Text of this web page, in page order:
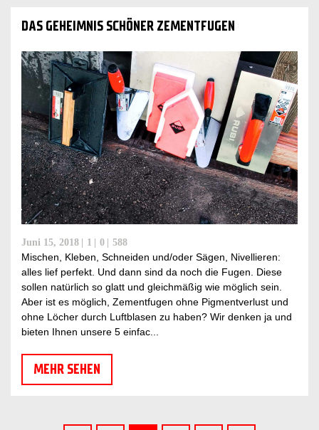
DAS GEHEIMNIS SCHÖNER ZEMENTFUGEN
Juni 15, 2018 1 0 588
Mischen, Kleben, Schneiden und/oder Sägen, Nivellieren:
alles lief perfekt. Und dann sind da noch die Fugen. Diese
sollen natürlich so glatt und gleichmäßig wie möglich sein.
Aber ist es möglich, Zementfugen ohne Pigmentverlust und
ohne Löcher durch Luftblasen zu haben? Wir denken ja und
bieten Ihnen unsere 5 einfac...
MEHR SEHEN